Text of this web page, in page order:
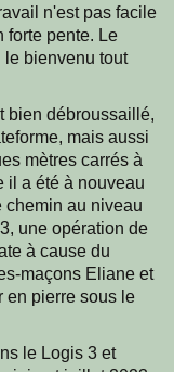
n'est pas facile
forte pente. Le
le bienvenu tout
bien débroussaillé,
mais aussi
mètres carrés à
il a été à nouveau
chemin au niveau
une opération de
à cause du
maçons Eliane et
en pierre sous le
le Logis 3 et